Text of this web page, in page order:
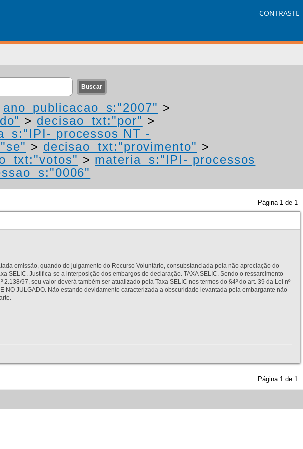
CONTRASTE
ano_publicacao_s:"2007" >
> decisao_txt:"por" >
processos NT -
> decisao_txt:"provimento" >
> materia_s:"IPI- processos
Página 1 de 1
omissão, quando do julgamento do Recurso Voluntário, consubstanciada pela não apreciação do
SELIC. Justifica-se a interposição dos embargos de declaração. TAXA SELIC. Sendo o ressarcimento
97, seu valor deverá também ser atualizado pela Taxa SELIC nos termos do §4º do art. 39 da Lei nº
NO JULGADO. Não estando devidamente caracterizada a obscuridade levantada pela embargante não
Página 1 de 1